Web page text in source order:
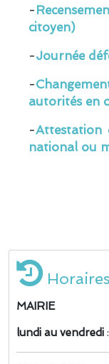
-
citoyen)
-Journée
-
autorités en
-Attestation
national ou
MAIRIE
lundi au vendredi